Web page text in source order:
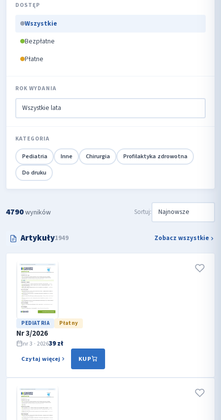
DOSTĘP
Wszystkie
Bezpłatne
Płatne
ROK WYDANIA
KATEGORIA
Pediatria Inne Chirurgia
Profilaktyka zdrowotna
Do druku
4790wyników Sortuj:
Artykuły1949 Zobacz wszystkie
PEDIATRIA Płatny
Nr 3/2026
nr 3 · 202639 zł
Czytaj więcej KUP